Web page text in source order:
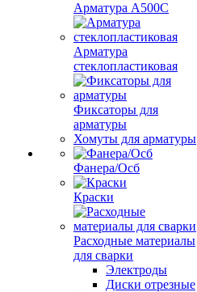
Арматура A500C
Арматура
стеклопластиковая
Фиксаторы для
арматуры
Хомуты для арматуры
Фанера/Осб
Краски
Расходные материалы
для сварки
Электроды
Диски отрезные